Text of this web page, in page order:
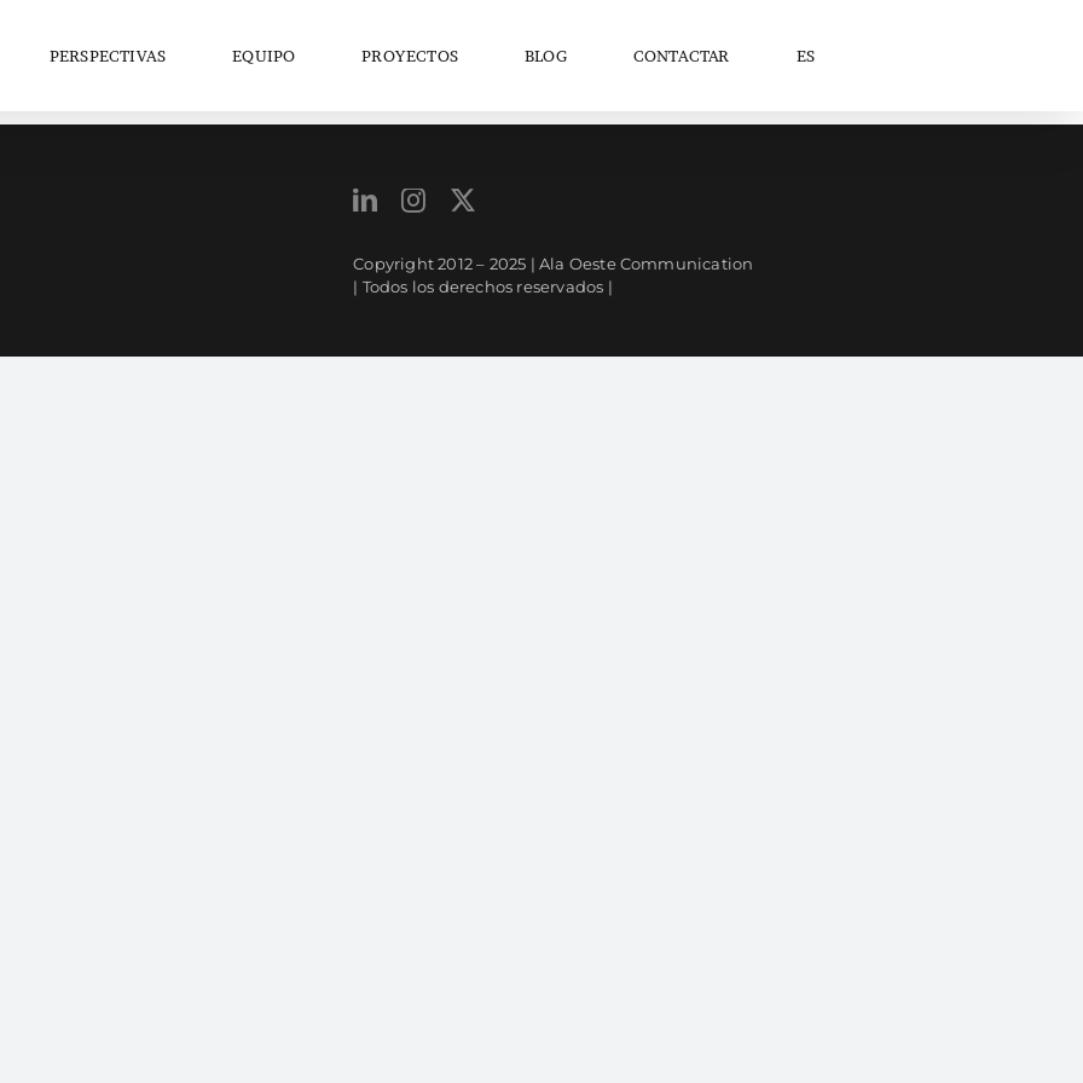
PERSPECTIVAS EQUIPO PROYECTOS BLOG CONTACTAR ES
Copyright 2012 – 2025 | Ala Oeste Communication
| Todos los derechos reservados |